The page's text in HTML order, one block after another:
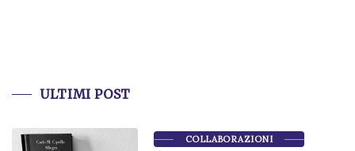
ULTIMI POST
COLLABORAZIONI